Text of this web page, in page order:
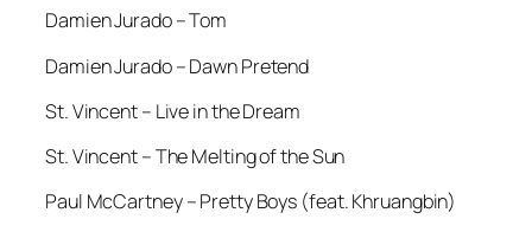
Damien Jurado – Tom
Damien Jurado – Dawn Pretend
St. Vincent – Live in the Dream
St. Vincent – The Melting of the Sun
Paul McCartney – Pretty Boys (feat. Khruangbin)